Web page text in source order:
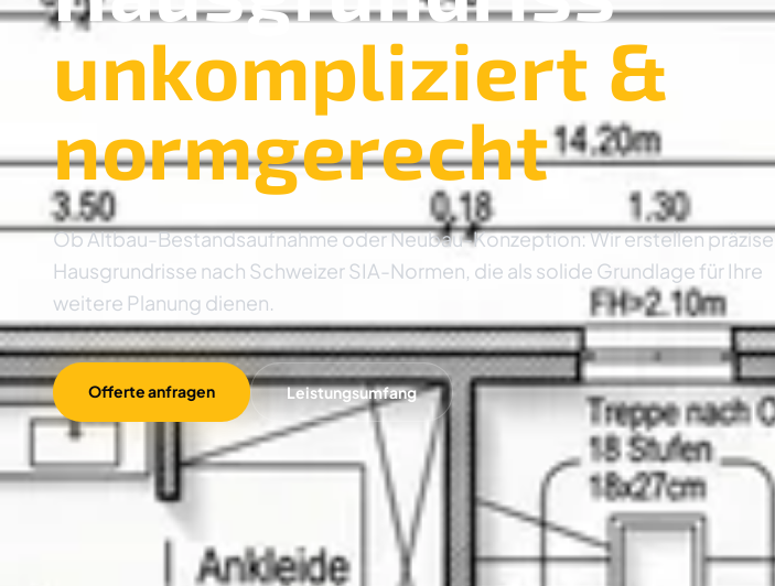
unkompliziert &
normgerecht
Ob Altbau-Bestandsaufnahme oder Neubau-Konzeption: Wir erstellen präzise
Hausgrundrisse nach Schweizer SIA-Normen, die als solide Grundlage für Ihre
weitere Planung dienen.
Offerte anfragen Leistungsumfang